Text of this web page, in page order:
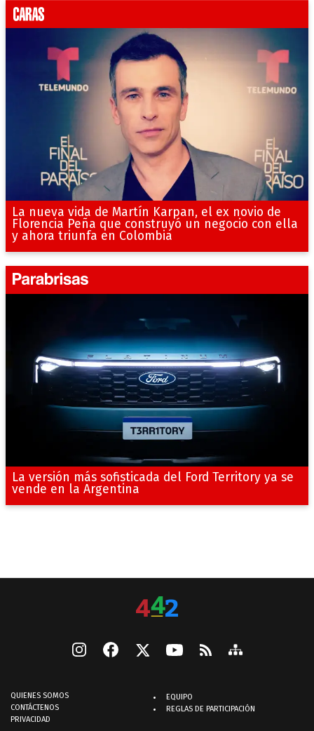
La nueva vida de Martín Karpan, el ex novio de
Florencia Peña que construyó un negocio con ella
y ahora triunfa en Colombia
La versión más sofisticada del Ford Territory ya se
vende en la Argentina
QUIENES SOMOS
CONTÁCTENOS
PRIVACIDAD
EQUIPO
REGLAS DE PARTICIPACIÓN